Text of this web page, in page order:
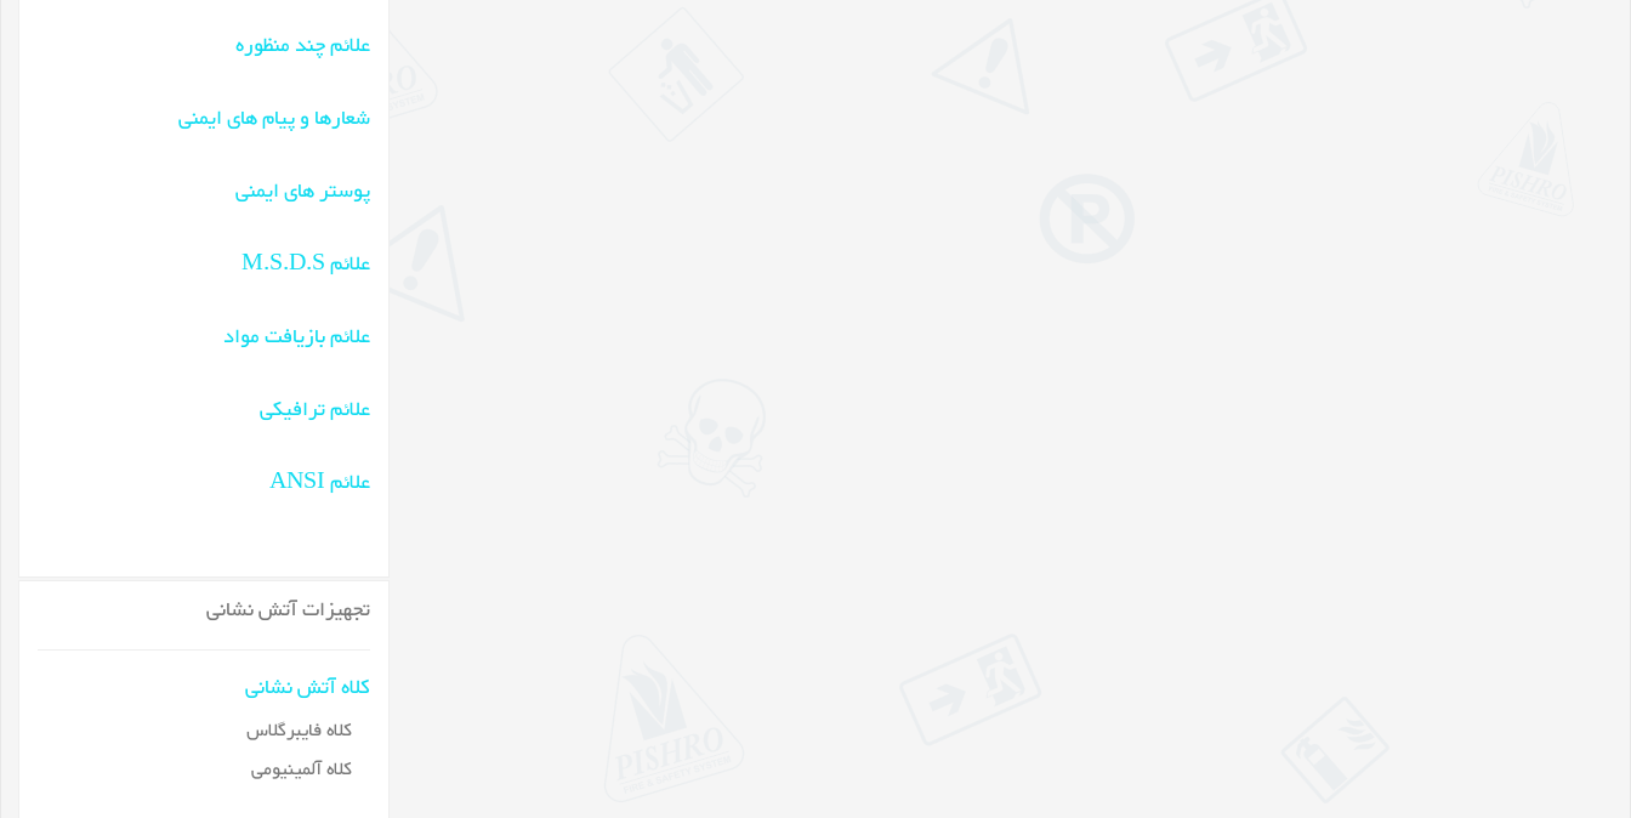
علائم چند منظوره
شعارها و پیام های ایمنی
پوستر های ایمنی
علائم M.S.D.S
علائم بازیافت مواد
علائم ترافیکی
علائم ANSI
تجهیزات آتش نشانی
کلاه آتش نشانی
کلاه فایبرگلاس
کلاه آلمینیومی